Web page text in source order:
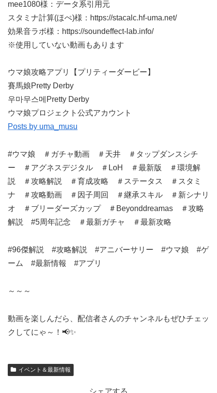
mee1080様：データ系引用元
スタミナ計算(ほぺ)様：https://stacalc.hf-uma.net/
効果音ラボ様：https://soundeffect-lab.info/​​​​
※使用していない動画もあります​​​​
ウマ娘攻略アプリ【プリティーダービー】
賽馬娘Pretty Derby
우마무스메Pretty Derby
ウマ娘プロジェクト公式アカウント
Posts by uma_musu
#ウマ娘 ＃ガチャ動画 ＃天井 ＃タップダンスシチ
ー ＃アグネスデジタル ＃LoH ＃最新版 ＃環境解
説 ＃攻略解説 ＃育成攻略 ＃ステータス ＃スタミ
ナ ＃攻略動画 ＃因子周回 ＃継承スキル ＃新シナリ
オ ＃ブリーダーズカップ ＃Beyonddreamas ＃攻略
解説 #5周年記念 ＃最新ガチャ ＃最新攻略
#96傑解説 #攻略解説 #アニバーサリー #ウマ娘 #ゲ
ーム #最新情報 #アプリ
～～～
動画を楽しんだら、配信者さんのチャンネルもぜひチェッ
クしてにゃ～！📢✨
イベント＆最新情報
シェアする